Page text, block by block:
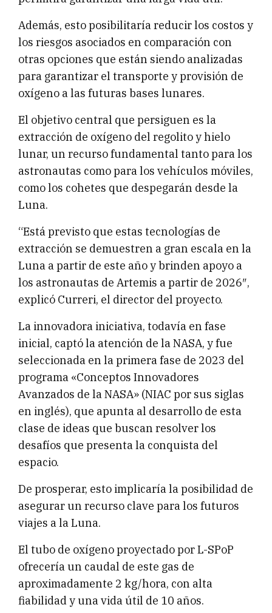
Además, esto posibilitaría reducir los costos y
los riesgos asociados en comparación con
otras opciones que están siendo analizadas
para garantizar el transporte y provisión de
oxígeno a las futuras bases lunares.
El objetivo central que persiguen es la
extracción de oxígeno del regolito y hielo
lunar, un recurso fundamental tanto para los
astronautas como para los vehículos móviles,
como los cohetes que despegarán desde la
Luna.
“Está previsto que estas tecnologías de
extracción se demuestren a gran escala en la
Luna a partir de este año y brinden apoyo a
los astronautas de Artemis a partir de 2026″,
explicó Curreri, el director del proyecto.
La innovadora iniciativa, todavía en fase
inicial, captó la atención de la NASA, y fue
seleccionada en la primera fase de 2023 del
programa «Conceptos Innovadores
Avanzados de la NASA» (NIAC por sus siglas
en inglés), que apunta al desarrollo de esta
clase de ideas que buscan resolver los
desafíos que presenta la conquista del
espacio.
De prosperar, esto implicaría la posibilidad de
asegurar un recurso clave para los futuros
viajes a la Luna.
El tubo de oxígeno proyectado por L-SPoP
ofrecería un caudal de este gas de
aproximadamente 2 kg/hora, con alta
fiabilidad y una vida útil de 10 años.